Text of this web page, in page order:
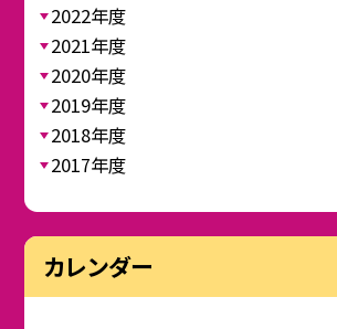
2022年度
2021年度
2020年度
2019年度
2018年度
2017年度
カレンダー